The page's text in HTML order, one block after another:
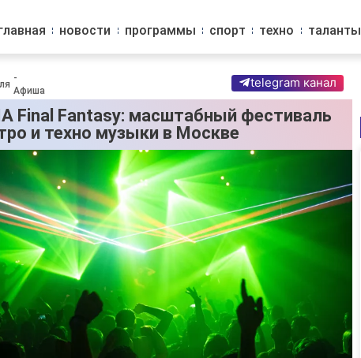
новости программы спорт техно таланты
-
Афиша
telegram канал
Final Fantasy: масштабный фестиваль
и техно музыки в Москве